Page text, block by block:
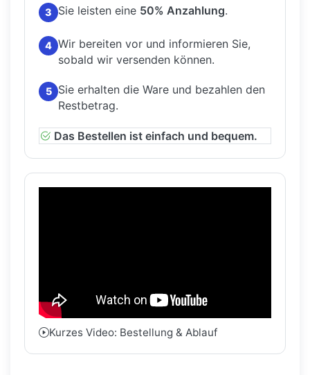
3 Sie leisten eine 50% Anzahlung.
4 Wir bereiten vor und informieren Sie,
sobald wir versenden können.
5
Sie erhalten die Ware und bezahlen den
Restbetrag.
Das Bestellen ist einfach und bequem.
Kurzes Video: Bestellung & Ablauf